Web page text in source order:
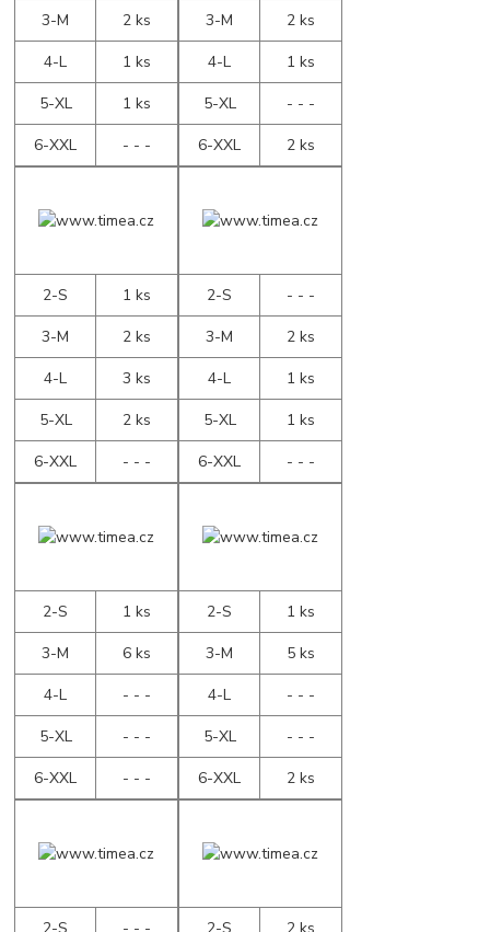
3-M
2 ks
4-L
1 ks
5-XL
1 ks
6-XXL
- - -
3-M
2 ks
4-L
1 ks
5-XL
- - -
6-XXL
2 ks
2-S
1 ks
3-M
2 ks
4-L
3 ks
5-XL
2 ks
6-XXL
- - -
2-S
- - -
3-M
2 ks
4-L
1 ks
5-XL
1 ks
6-XXL
- - -
2-S
1 ks
3-M
6 ks
4-L
- - -
5-XL
- - -
6-XXL
- - -
2-S
1 ks
3-M
5 ks
4-L
- - -
5-XL
- - -
6-XXL
2 ks
2-S - - - 2-S 2 ks